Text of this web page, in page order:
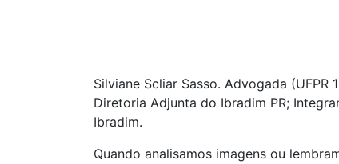
Silviane Scliar Sasso. Advogada
Diretoria Adjunta do Ibradim PR;
Ibradim.
Quando analisamos imagens ou